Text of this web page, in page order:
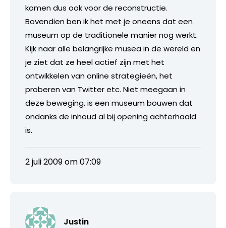
komen dus ook voor de reconstructie.
Bovendien ben ik het met je oneens dat een
museum op de traditionele manier nog werkt.
Kijk naar alle belangrijke musea in de wereld en
je ziet dat ze heel actief zijn met het
ontwikkelen van online strategieën, het
proberen van Twitter etc. Niet meegaan in
deze beweging, is een museum bouwen dat
ondanks de inhoud al bij opening achterhaald
is.
2 juli 2009 om 07:09
Justin